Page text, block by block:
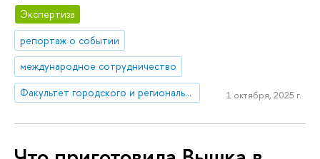
Экспертиза
репортаж о событии
международное сотрудничество
Факультет городского и регионального развития
1 октября, 2025 г.